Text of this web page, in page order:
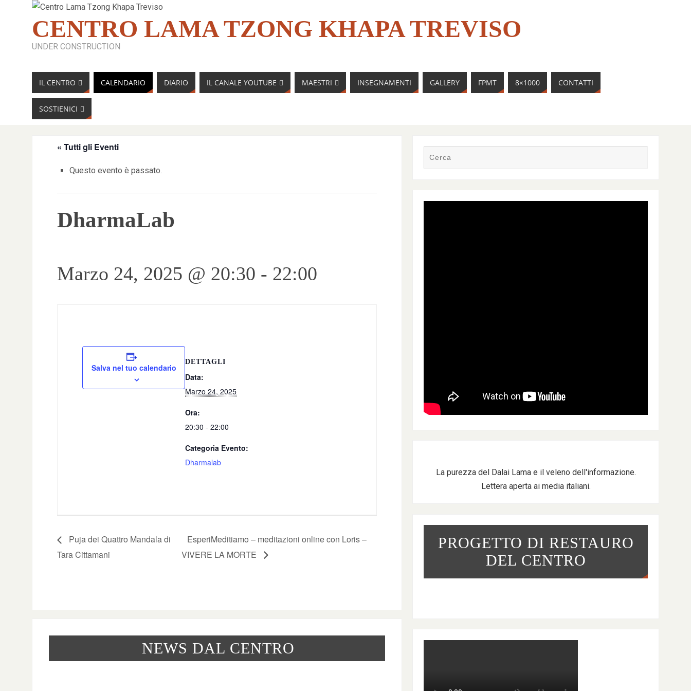
CENTRO LAMA TZONG KHAPA TREVISO
UNDER CONSTRUCTION
IL CENTRO CALENDARIO DIARIO IL CANALE YOUTUBE MAESTRI INSEGNAMENTI GALLERY FPMT 8×1000 CONTATTI
SOSTIENICI
« Tutti gli Eventi
Questo evento è passato.
DharmaLab
Marzo 24, 2025 @ 20:30 - 22:00
Salva nel tuo calendario
DETTAGLI
Data:
Marzo 24, 2025
Ora:
20:30 - 22:00
Categoria Evento:
Dharmalab
Puja dei Quattro Mandala di
Tara Cittamani
EsperiMeditiamo – meditazioni online con Loris –
VIVERE LA MORTE
NEWS DAL CENTRO
La purezza del Dalai Lama e il veleno dell'informazione.
Lettera aperta ai media italiani.
PROGETTO DI RESTAURO
DEL CENTRO